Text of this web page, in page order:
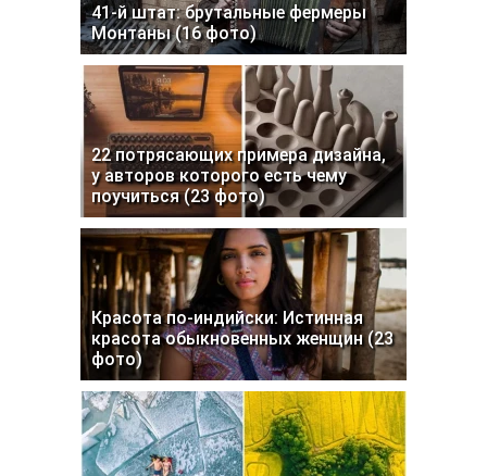
41-й штат: брутальные фермеры
Монтаны (16 фото)
22 потрясающих примера дизайна,
у авторов которого есть чему
поучиться (23 фото)
Красота по-индийски: Истинная
красота обыкновенных женщин (23
фото)